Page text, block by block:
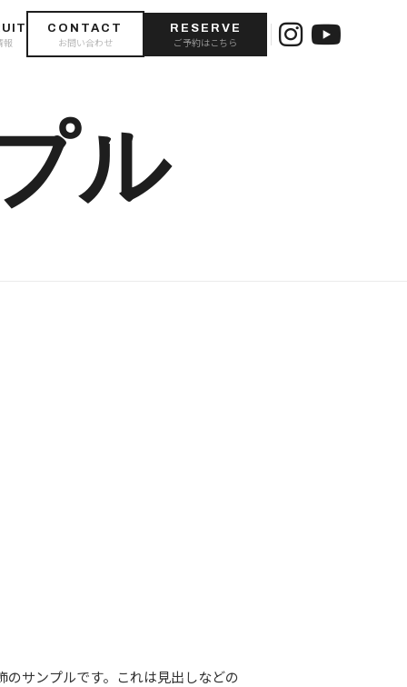
報
CONTACT
お問い合わせ
RESERVE
ご予約はこちら
ル
サンプルです。これは見出しなどの